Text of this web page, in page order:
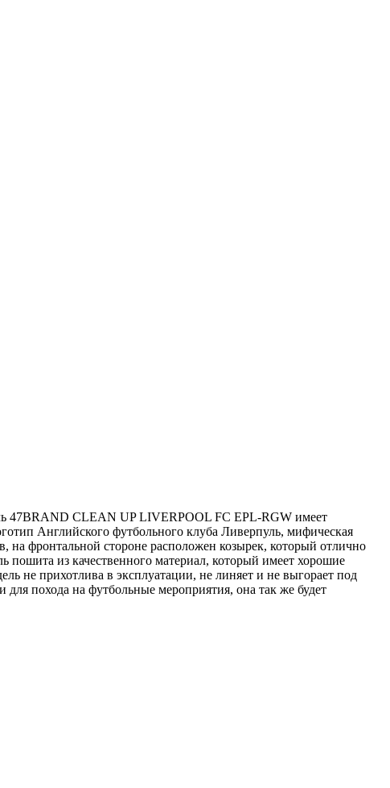
47BRAND CLEAN UP LIVERPOOL FC EPL-RGW имеет
Английского футбольного клуба Ливерпуль, мифическая
на фронтальной стороне расположен козырек, который отлично
пошита из качественного материал, который имеет хорошие
не прихотлива в эксплуатации, не линяет и не выгорает под
похода на футбольные мероприятия, она так же будет